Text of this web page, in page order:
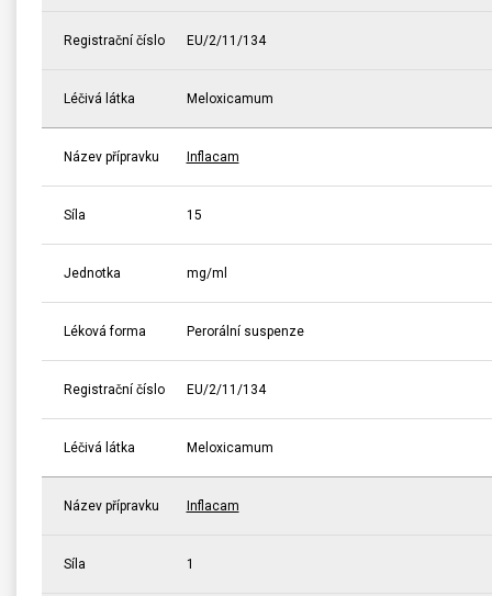
Registrační číslo EU/2/11/134
Léčivá látka Meloxicamum
Název přípravku Inflacam
Síla 15
Jednotka mg/ml
Léková forma Perorální suspenze
Registrační číslo EU/2/11/134
Léčivá látka Meloxicamum
Název přípravku Inflacam
Síla 1